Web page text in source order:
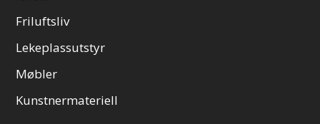
Friluftsliv
Lekeplassutstyr
Møbler
Kunstnermateriell